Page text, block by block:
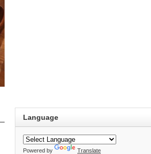
Language
Powered by Translate